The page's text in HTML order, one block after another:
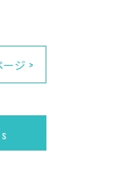
ジ >